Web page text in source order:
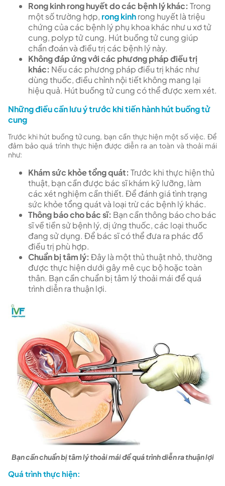
Rong kinh rong huyết do các bệnh lý khác: Trong
một số trường hợp, rong kinhrong huyết là triệu
chứng của các bệnh lý phụ khoa khác như u xơ tử
cung, polyp tử cung. Hút buồng tử cung giúp
chẩn đoán và điều trị các bệnh lý này.
Không đáp ứng với các phương pháp điều trị
khác: Nếu các phương pháp điều trị khác như
dùng thuốc, điều chỉnh nội tiết không mang lại
hiệu quả. Hút buồng tử cung có thể được xem xét.
Những điều cần lưu ý trước khi tiến hành hút buồng tử
cung
Trước khi hút buồng tử cung, bạn cần thực hiện một số việc. Để
đảm bảo quá trình thực hiện được diễn ra an toàn và thoải mái
như:
Khám sức khỏe tổng quát: Trước khi thực hiện thủ
thuật, bạn cần được bác sĩ khám kỹ lưỡng, làm
các xét nghiệm cần thiết. Để đánh giá tình trạng
sức khỏe tổng quát và loại trừ các bệnh lý khác.
Thông báo cho bác sĩ: Bạn cần thông báo cho bác
sĩ về tiền sử bệnh lý, dị ứng thuốc, các loại thuốc
đang sử dụng. Để bác sĩ có thể đưa ra phác đồ
điều trị phù hợp.
Chuẩn bị tâm lý: Đây là một thủ thuật nhỏ, thường
được thực hiện dưới gây mê cục bộ hoặc toàn
thân. Bạn cần chuẩn bị tâm lý thoải mái để quá
trình diễn ra thuận lợi.
Bạn cần chuẩn bị tâm lý thoải mái để quá trình diễn ra thuận lợi
Quá trình thực hiện: